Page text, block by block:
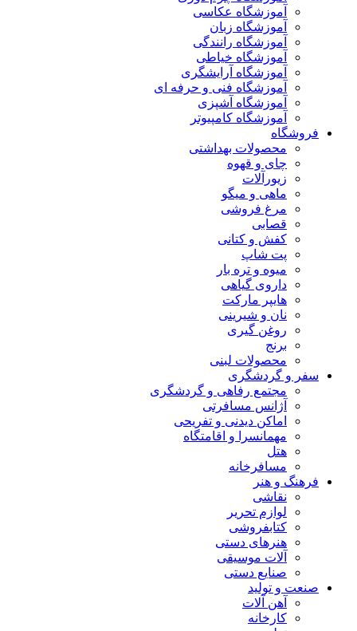
آموزشگاه عکاسی
آموزشگاه زبان
آموزشگاه رانندگی
آموزشگاه خیاطی
آموزشگاه آرایشگری
آموزشگاه فنی و حرفه ای
آموزشگاه آشپزی
آموزشگاه کامپیوتر
فروشگاه
محصولات بهداشتی
چای و قهوه
زیورآلات
ماهی و میگو
مرغ فروشی
قصابی
کفش و کتانی
پت شاپ
میوه و تره بار
داروی گیاهی
هایپر مارکت
نان و شیرینی
روغن گیری
برنج
محصولات لبنی
سفر و گردشگری
مجتمع رفاهی و گردشگری
آژانس مسافرتی
اماکن دیدنی و تفریحی
مهمانسرا و اقامتگاه
هتل
مسافرخانه
فرهنگ و هنر
نقاشی
لوازم تحریر
کتابفروشی
هنرهای دستی
آلات موسیقی
صنایع دستی
صنعت و تولید
آهن آلات
کارخانه